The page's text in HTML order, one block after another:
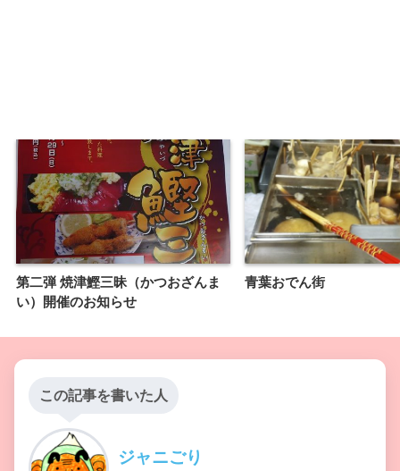
第二弾 焼津鰹三昧（かつおざんま
い）開催のお知らせ
青葉おでん街
この記事を書いた人
ジャニごり